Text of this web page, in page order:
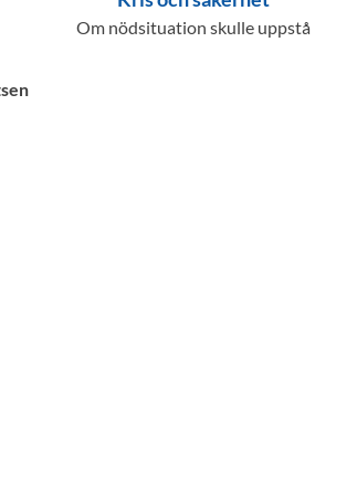
Om nödsituation skulle uppstå